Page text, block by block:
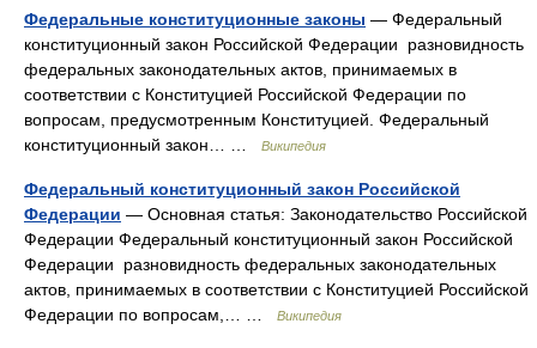
Федеральные конституционные законы — Федеральный
конституционный закон Российской Федерации разновидность
федеральных законодательных актов, принимаемых в
соответствии с Конституцией Российской Федерации по
вопросам, предусмотренным Конституцией. Федеральный
конституционный закон… …
Википедия
Федеральный конституционный закон Российской
Федерации — Основная статья: Законодательство Российской
Федерации Федеральный конституционный закон Российской
Федерации разновидность федеральных законодательных
актов, принимаемых в соответствии с Конституцией Российской
Федерации по вопросам,… …
Википедия